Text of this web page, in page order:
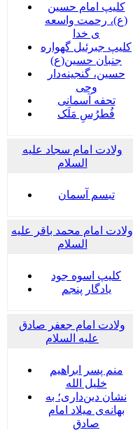
کلیپ امام حسین
(ع)، رحمت واسعه
ی خدا
کلیپ جبرئیل گهواره
جنبان حسین(ع)
حسین، گنجینه‌دار
وحی
تحفه آسمانی
فُطرُسِ مَلَک
ولادت امام سجاد علیه
السلام
تبسم آسمان
ولادت امام محمد باقر علیه
السلام
کلیپ اسوه جود
یادگار پنجم
ولادت امام جعفر صادق
علیه السلام
منم پسر ابراهیم
خلیل الله
نشان دین‌داری؛ به
بهانه‌ی میلاد امام
صادق